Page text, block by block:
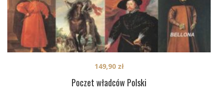
Poczet władców Polski
149,90 zł